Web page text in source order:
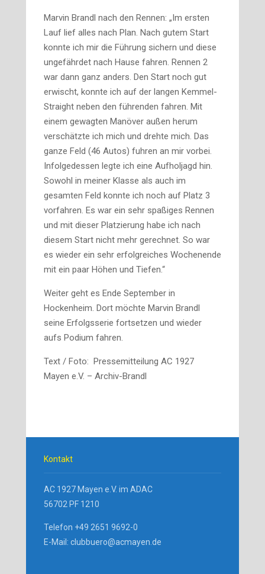
Marvin Brandl nach den Rennen: „Im ersten
Lauf lief alles nach Plan. Nach gutem Start
konnte ich mir die Führung sichern und diese
ungefährdet nach Hause fahren. Rennen 2
war dann ganz anders. Den Start noch gut
erwischt, konnte ich auf der langen Kemmel-
Straight neben den führenden fahren. Mit
einem gewagten Manöver außen herum
verschätzte ich mich und drehte mich. Das
ganze Feld (46 Autos) fuhren an mir vorbei.
Infolgedessen legte ich eine Aufholjagd hin.
Sowohl in meiner Klasse als auch im
gesamten Feld konnte ich noch auf Platz 3
vorfahren. Es war ein sehr spaßiges Rennen
und mit dieser Platzierung habe ich nach
diesem Start nicht mehr gerechnet. So war
es wieder ein sehr erfolgreiches Wochenende
mit ein paar Höhen und Tiefen.“
Weiter geht es Ende September in
Hockenheim. Dort möchte Marvin Brandl
seine Erfolgsserie fortsetzen und wieder
aufs Podium fahren.
Text / Foto: Pressemitteilung AC 1927
Mayen e.V. – Archiv-Brandl
Kontakt
AC 1927 Mayen e.V. im ADAC
56702 PF 1210
Telefon +49 2651 9692-0
E-Mail: clubbuero@acmayen.de